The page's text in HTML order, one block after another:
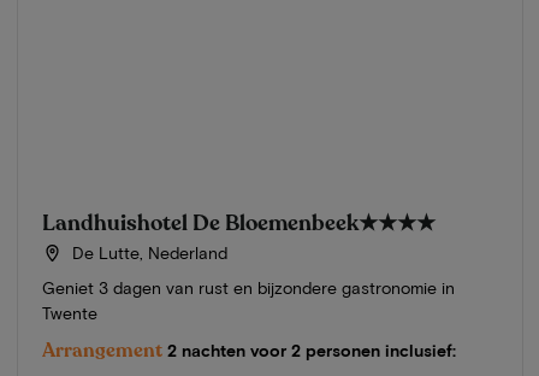
Landhuishotel De Bloemenbeek★★★★
De Lutte, Nederland
Geniet 3 dagen van rust en bijzondere gastronomie in
Twente
Arrangement 2 nachten voor 2 personen inclusief: